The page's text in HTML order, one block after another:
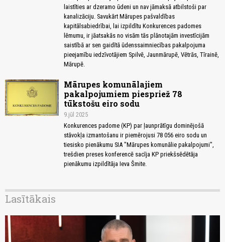
laistīties ar dzeramo ūdeni un nav jāmaksā atbilstoši par
kanalizāciju. Savukārt Mārupes pašvaldības
kapitālsabiedrībai, lai izpildītu Konkurences padomes
lēmumu, ir jāatsakās no visām tās plānotajām investīcijām
saistībā ar sen gaidītā ūdenssaimniecības pakalpojuma
pieejamību iedzīvotājiem Spilvē, Jaunmārupē, Vētrās, Tīrainē,
Mārupē.
Mārupes komunālajiem
pakalpojumiem piespriež 78
tūkstošu eiro sodu
9.jūl 2025
Konkurences padome (KP) par ļaunprātīgu dominējošā
stāvokļa izmantošanu ir piemērojusi 78 056 eiro sodu un
tiesisko pienākumu SIA "Mārupes komunālie pakalpojumi",
trešdien preses konferencē sacīja KP priekšsēdētāja
pienākumu izpildītāja Ieva Šmite.
Lasītākais